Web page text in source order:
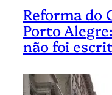
Reforma do
Porto
não foi